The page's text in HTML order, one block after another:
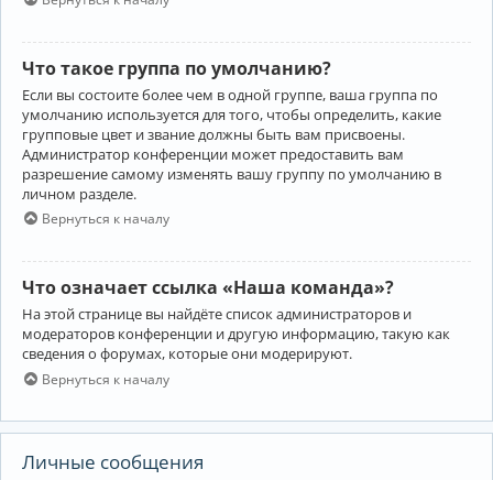
Что такое группа по умолчанию?
Если вы состоите более чем в одной группе, ваша группа по
умолчанию используется для того, чтобы определить, какие
групповые цвет и звание должны быть вам присвоены.
Администратор конференции может предоставить вам
разрешение самому изменять вашу группу по умолчанию в
личном разделе.
Вернуться к началу
Что означает ссылка «Наша команда»?
На этой странице вы найдёте список администраторов и
модераторов конференции и другую информацию, такую как
сведения о форумах, которые они модерируют.
Вернуться к началу
Личные сообщения